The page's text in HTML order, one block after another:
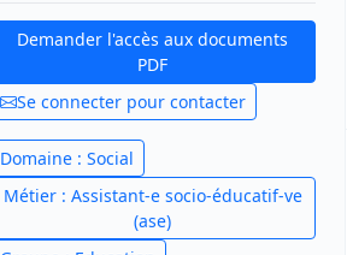
Demander l'accès aux documents
PDF
Se connecter pour contacter
Domaine : Social
Métier : Assistant-e socio-éducatif-ve
(ase)